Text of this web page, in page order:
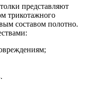
представляют
трикотажного
составом полотно.